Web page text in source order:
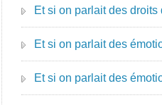
Et si on parlait des
Et si on parlait des
Et si on parlait des